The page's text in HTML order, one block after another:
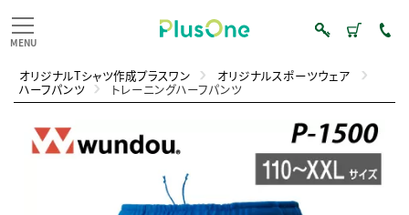
オリジナルTシャツ作成プラスワン オリジナルスポーツウェア
ハーフパンツ トレーニングハーフパンツ